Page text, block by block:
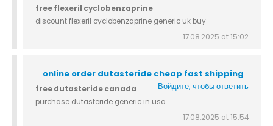
free flexeril cyclobenzaprine
discount flexeril cyclobenzaprine generic uk buy
17.08.2025 at 15:02
online order dutasteride cheap fast shipping
Войдите, чтобы ответить
free dutasteride canada
purchase dutasteride generic in usa
17.08.2025 at 15:54